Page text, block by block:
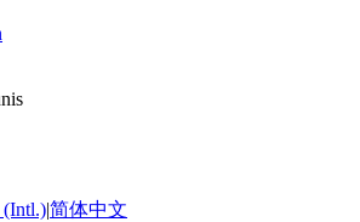
(Intl.)|简体中文